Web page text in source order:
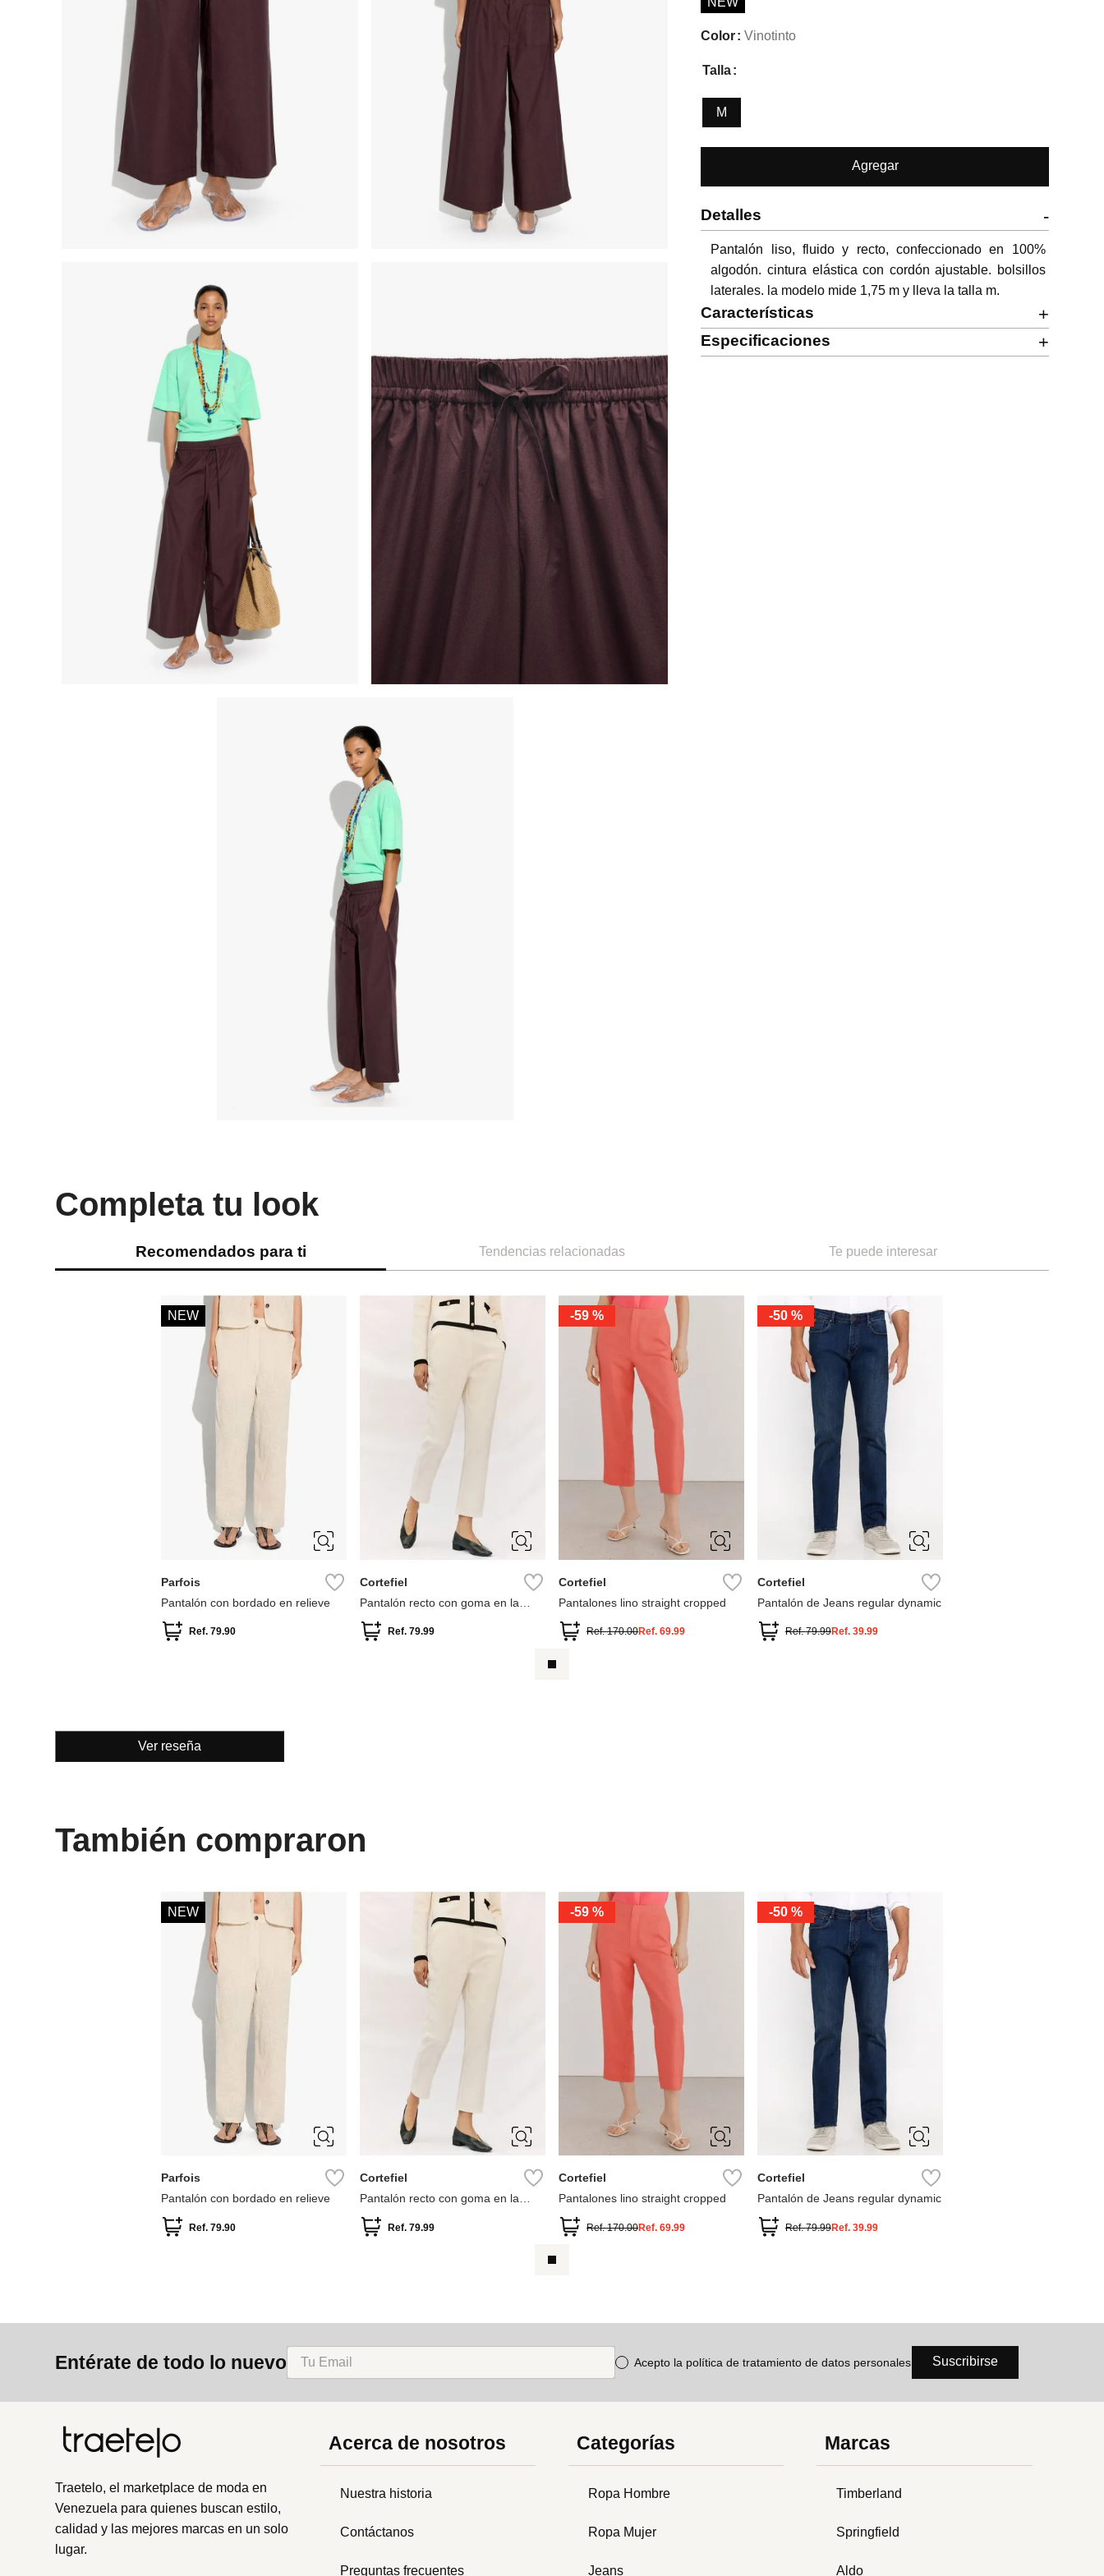
Color Vinotinto
Talla
M
Agregar
Detalles -
Pantalón liso, fluido y recto, confeccionado en 100%
algodón. cintura elástica con cordón ajustable. bolsillos
laterales. la modelo mide 1,75 m y lleva la talla m.
Características +
Especificaciones +
Completa tu look
Recomendados para ti Tendencias relacionadas Te puede interesar
NEW
Parfois
Pantalón con bordado en relieve
Ref.79.90
M XL
Cortefiel
Pantalón recto con goma en la
Ref. 79.99
-59 %
40
Cortefiel
Pantalones lino straight cropped
Ref.170.00Ref. 69.99
-50 %
Cortefiel
Pantalón de Jeans regular dynamic
Ref.79.99Ref. 39.99
Ver reseña
También compraron
NEW
Parfois
Pantalón con bordado en relieve
Ref.79.90
M XL
Cortefiel
Pantalón recto con goma en la
Ref. 79.99
-59 %
38 40
Cortefiel
Pantalones lino straight cropped
Ref.170.00Ref. 69.99
-50 %
Cortefiel
Pantalón de Jeans regular dynamic
Ref.79.99Ref. 39.99
Entérate de todo lo nuevo Acepto la política de tratamiento de datos personales Suscribirse
Traetelo, el marketplace de moda en
Venezuela para quienes buscan estilo,
calidad y las mejores marcas en un solo
lugar.
Acerca de nosotros
Nuestra historia
Contáctanos
Preguntas frecuentes
Categorías
Ropa Hombre
Ropa Mujer
Jeans
Marcas
Timberland
Springfield
Aldo
cartera
miniso